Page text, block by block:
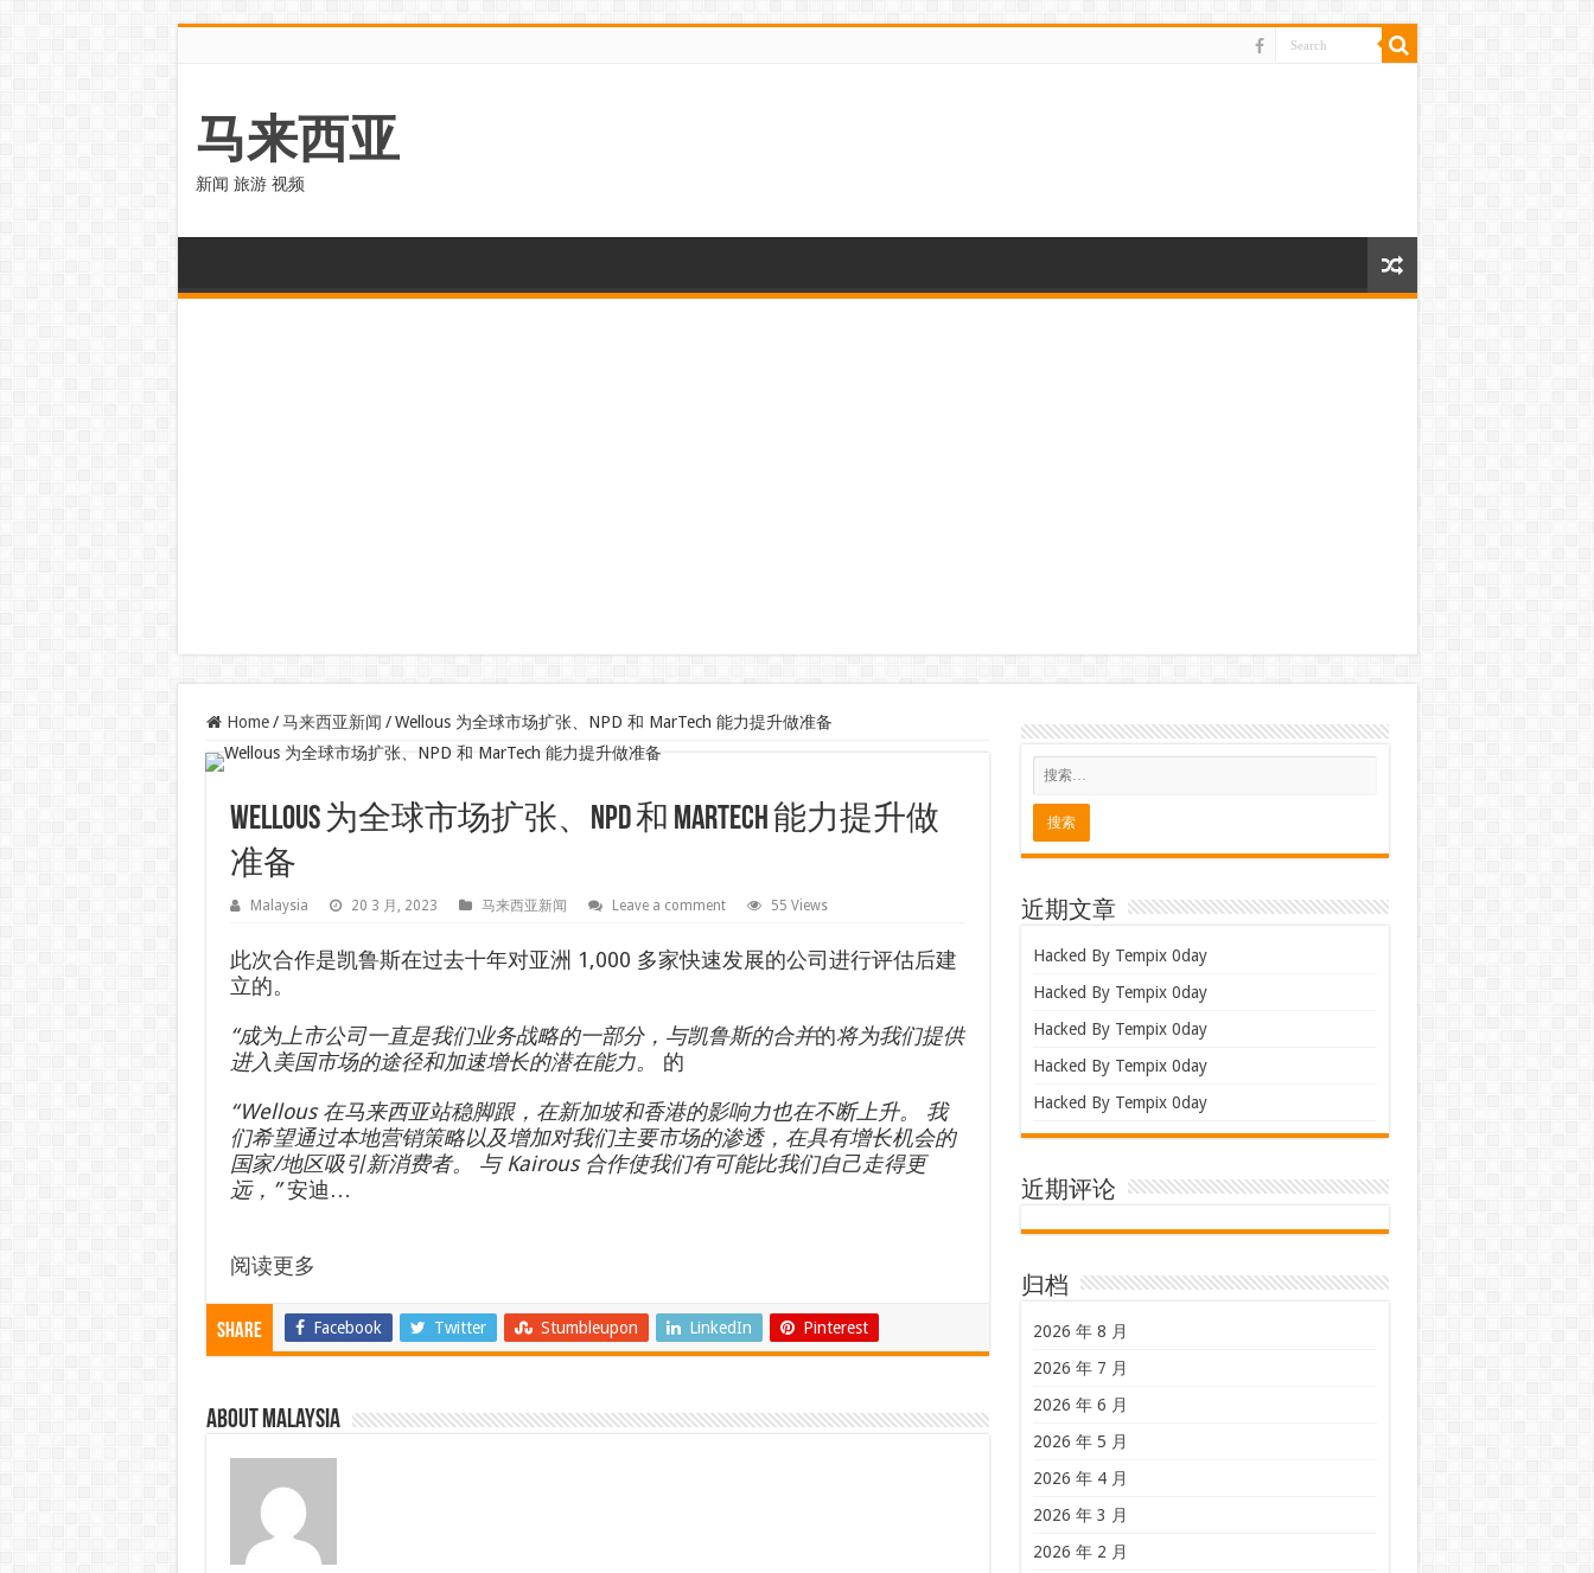
马来西亚
新闻 旅游 视频
Home / 马来西亚新闻 / Wellous 为全球市场扩张、NPD 和 MarTech 能力提升做准备
Wellous 为全球市场扩张、NPD 和 MarTech 能力提升做
准备
Malaysia 20 3 月, 2023 马来西亚新闻 Leave a comment 55 Views
此次合作是凯鲁斯在过去十年对亚洲 1,000 多家快速发展的公司进行评估后建
立的。
“成为上市公司一直是我们业务战略的一部分，与凯鲁斯的合并的将为我们提供
进入美国市场的途径和加速增长的潜在能力。 的
“Wellous 在马来西亚站稳脚跟，在新加坡和香港的影响力也在不断上升。 我
们希望通过本地营销策略以及增加对我们主要市场的渗透，在具有增长机会的
国家/地区吸引新消费者。 与 Kairous 合作使我们有可能比我们自己走得更
远，”安迪…
阅读更多
Share Facebook Twitter Stumbleupon LinkedIn Pinterest
About Malaysia
近期文章
Hacked By Tempix 0day
Hacked By Tempix 0day
Hacked By Tempix 0day
Hacked By Tempix 0day
Hacked By Tempix 0day
近期评论
归档
2026 年 8 月
2026 年 7 月
2026 年 6 月
2026 年 5 月
2026 年 4 月
2026 年 3 月
2026 年 2 月